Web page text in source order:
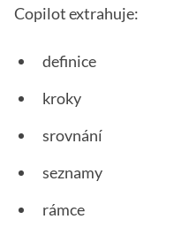
Copilot extrahuje:
definice
kroky
srovnání
seznamy
rámce